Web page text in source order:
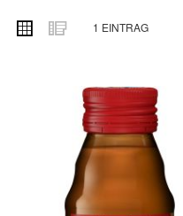
ANSICHT
ALS
Raster Liste
1 EINTRAG